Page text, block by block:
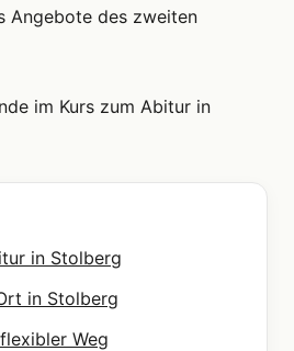
Angebote des zweiten
in Stolberg
in Stolberg
Weg